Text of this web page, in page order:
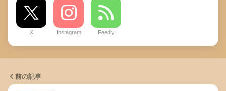
X Instagram Feedly
前の記事